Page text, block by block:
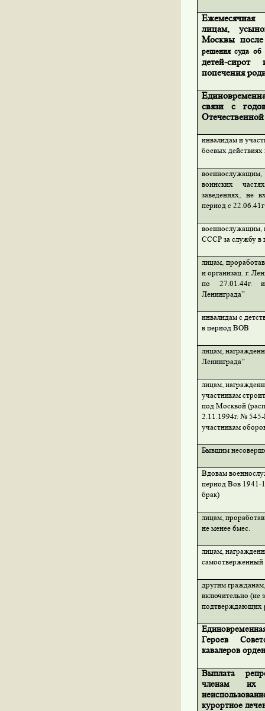
лицам,
Москвы
решения суда об
детей-
попечения
связи с
инвалидам и
боевых действиях
воинских
заведениях, не
период с
военнослужащим,
СССР за службу в
лицам,
и организац. г.
по 27.01.44г.
Ленинграда”
инвалидам с
в период ВОВ
лицам,
Ленинграда”
лицам,
участникам
под Москвой
2.11.1994г. №
участникам
Бывшим
Вдовам
период Вов 1941-
брак)
лицам,
не менее 6мес.
лицам,
самоотверженный
другим
включительно (не
подтверждающих
Героев
кавалеров
Выплата
членам их
курортное